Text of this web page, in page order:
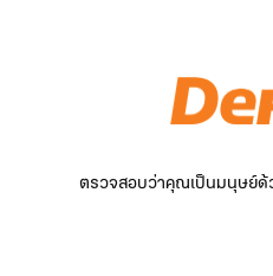
ตรวจสอบว่าคุณเป็นมนุษย์ด้